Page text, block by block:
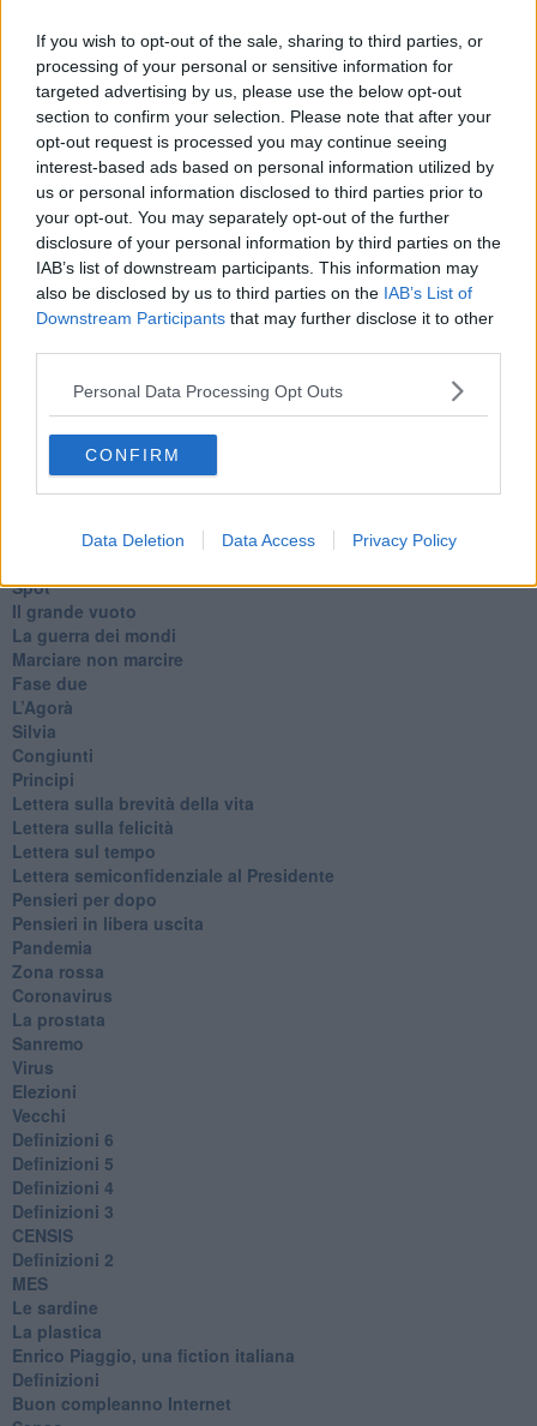
If you wish to opt-out of the sale, sharing to third parties, or
processing of your personal or sensitive information for
targeted advertising by us, please use the below opt-out
section to confirm your selection. Please note that after your
opt-out request is processed you may continue seeing
interest-based ads based on personal information utilized by
us or personal information disclosed to third parties prior to
your opt-out. You may separately opt-out of the further
disclosure of your personal information by third parties on the
IAB’s list of downstream participants. This information may
also be disclosed by us to third parties on the IAB’s List of
Downstream Participants that may further disclose it to other
Personal Data Processing Opt Outs
CONFIRM
Data Deletion Data Access Privacy Policy
L'amico
​L’anno del vaccino
Giulio Regeni
​Il rosario
Paolo Rossi
Maradona
Cronaca
​Ancora Covid
​Biden!
In memoria
​Ancora Francesco
Rieccoci
Tenet
​Il responso
Willy
Non lo so
Valdera
Spot
​Il grande vuoto
​La guerra dei mondi
Marciare non marcire
Fase due
L’Agorà
Silvia
Congiunti
Principi
​Lettera sulla brevità della vita
​Lettera sulla felicità
​Lettera sul tempo
Lettera semiconfidenziale al Presidente
Pensieri per dopo
​Pensieri in libera uscita
Pandemia
Zona rossa
Coronavirus
La prostata
Sanremo
Virus
Elezioni
Vecchi
Definizioni 6
Definizioni 5
Definizioni 4
Definizioni 3
CENSIS
​Definizioni 2
MES
Le sardine
La plastica
​Enrico Piaggio, una fiction italiana
Definizioni
​Buon compleanno Internet